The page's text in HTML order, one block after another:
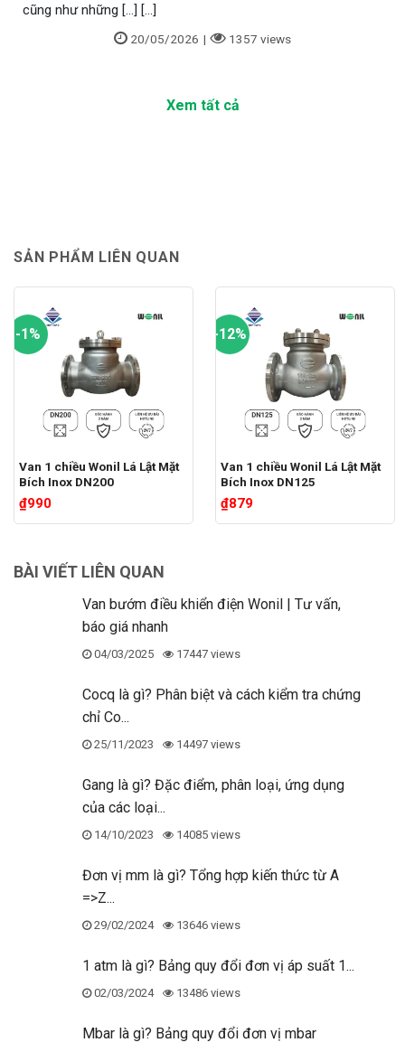
cũng như những [...] [...]
20/05/2026 | 1357 views
Xem tất cả
SẢN PHẨM LIÊN QUAN
-1%
Van 1 chiều Wonil Lá Lật Mặt
Bích Inox DN200
₫990
-12%
Van 1 chiều Wonil Lá Lật Mặt
Bích Inox DN125
₫879
BÀI VIẾT LIÊN QUAN
Van bướm điều khiển điện Wonil | Tư vấn,
báo giá nhanh
04/03/2025 17447 views
Cocq là gì? Phân biệt và cách kiểm tra chứng
chỉ Co...
25/11/2023 14497 views
Gang là gì? Đặc điểm, phân loại, ứng dụng
của các loại...
14/10/2023 14085 views
Đơn vị mm là gì? Tổng hợp kiến thức từ A
=>Z...
29/02/2024 13646 views
1 atm là gì? Bảng quy đổi đơn vị áp suất 1...
02/03/2024 13486 views
Mbar là gì? Bảng quy đổi đơn vị mbar